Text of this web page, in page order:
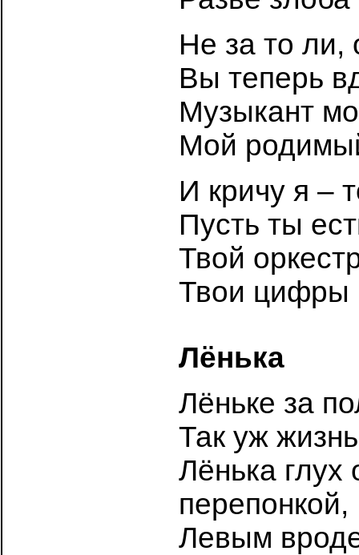
Не за то ли,
Вы теперь
Музыкант
Мой
И кричу я –
Пусть ты
Твой
Твои цифры
Лёнька
Лёньке за
Так уж
Лёнька глух
перепонкой,
Левым